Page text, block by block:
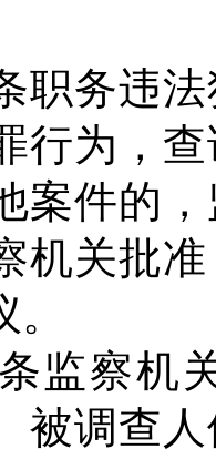
务违法
行为，
案件的
机关批
察机关
被调查